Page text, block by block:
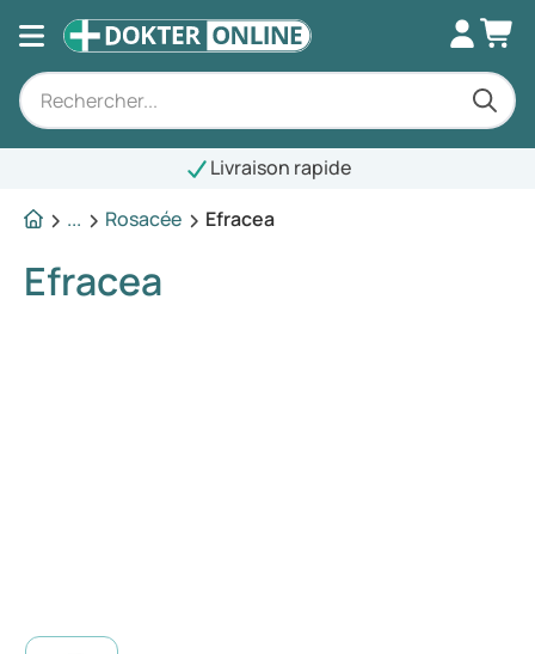
Livraison rapide
...
Rosacée Efracea
Efracea